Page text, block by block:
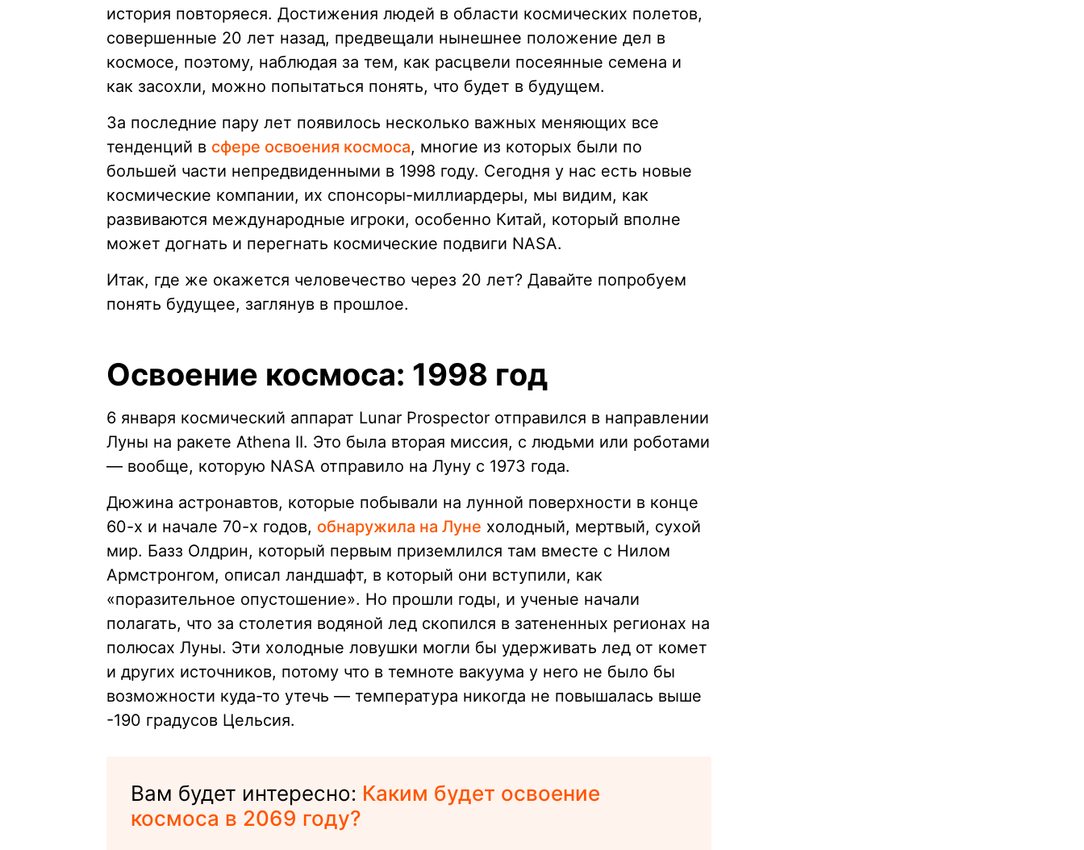
история повторяеся. Достижения людей в области космических полетов,
совершенные 20 лет назад, предвещали нынешнее положение дел в
космосе, поэтому, наблюдая за тем, как расцвели посеянные семена и
как засохли, можно попытаться понять, что будет в будущем.
За последние пару лет появилось несколько важных меняющих все
тенденций в сфере освоения космоса, многие из которых были по
большей части непредвиденными в 1998 году. Сегодня у нас есть новые
космические компании, их спонсоры-миллиардеры, мы видим, как
развиваются международные игроки, особенно Китай, который вполне
может догнать и перегнать космические подвиги NASA.
Итак, где же окажется человечество через 20 лет? Давайте попробуем
понять будущее, заглянув в прошлое.
Освоение космоса: 1998 год
6 января космический аппарат Lunar Prospector отправился в направлении
Луны на ракете Athena II. Это была вторая миссия, с людьми или роботами
— вообще, которую NASA отправило на Луну с 1973 года.
Дюжина астронавтов, которые побывали на лунной поверхности в конце
60-х и начале 70-х годов, обнаружила на Луне холодный, мертвый, сухой
мир. Базз Олдрин, который первым приземлился там вместе с Нилом
Армстронгом, описал ландшафт, в который они вступили, как
«поразительное опустошение». Но прошли годы, и ученые начали
полагать, что за столетия водяной лед скопился в затененных регионах на
полюсах Луны. Эти холодные ловушки могли бы удерживать лед от комет
и других источников, потому что в темноте вакуума у него не было бы
возможности куда-то утечь — температура никогда не повышалась выше
-190 градусов Цельсия.
Вам будет интересно: Каким будет освоение
космоса в 2069 году?